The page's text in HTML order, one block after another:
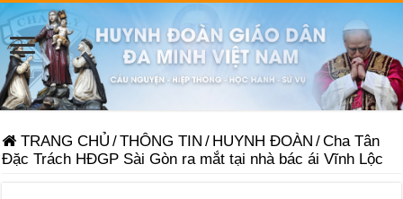
TRANG CHỦ /THÔNG TIN / HUYNH ĐOÀN /Cha Tân
Đặc Trách HĐGP Sài Gòn ra mắt tại nhà bác ái Vĩnh Lộc